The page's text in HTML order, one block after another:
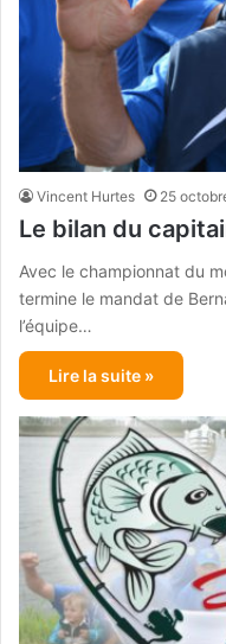
Vincent Hurtes 25
Le bilan du
Avec le championnat du
termine le mandat de
l’équipe…
Lire la suite »